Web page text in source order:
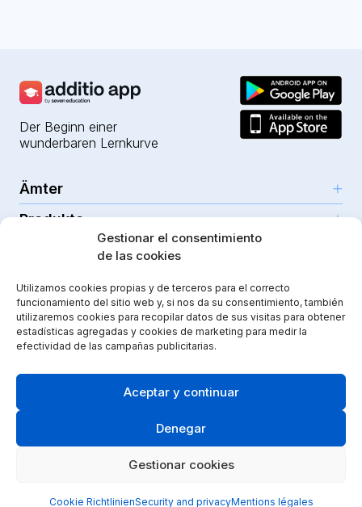
Gestionar el consentimiento
de las cookies
Utilizamos cookies propias y de terceros para el correcto
funcionamiento del sitio web y, si nos da su consentimiento, también
utilizaremos cookies para recopilar datos de sus visitas para obtener
estadísticas agregadas y cookies de marketing para medir la
efectividad de las campañas publicitarias.
Aceptar y continuar
Denegar
Gestionar cookies
Cookie RichtlinienSecurity and privacyMentions légales
Der Beginn einer
wunderbaren Lernkurve
Ämter
Parc Científic i Tecnològic
Edifici Monturiol
Planta 1, oficina C01-02
17003 Girona
Spain
Produkte
Für Lehrkräfte
Für Schulen
Ressourcen
Ressourcen
Sicherheit
Cookie Richtlinien
Instagram | Youtube
Didactic Labs hat im Rahmen des ICEX-
eine Kofinanzierung aus dem europäischen EFRE-Fonds
erhalten, um zur internationalen Entwicklung des